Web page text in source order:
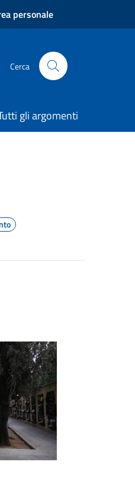
personale
Cerca
gli argomenti